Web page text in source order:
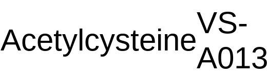
Acetylcysteine
VS-